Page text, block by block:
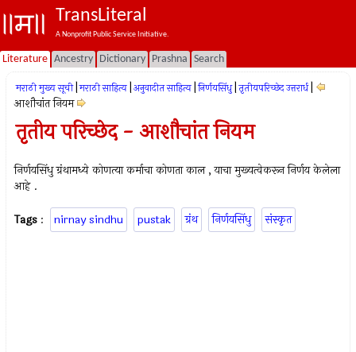
TransLiteral
A Nonprofit Public Service Initiative.
Literature Ancestry Dictionary Prashna Search
मराठी मुख्य सूची मराठी साहित्य अनुवादीत साहित्य निर्णयसिंधु तृतीयपरिच्छेद उत्तरार्ध
आशौचांत नियम
तृतीय परिच्छेद - आशौचांत नियम
निर्णयसिंधु ग्रंथामध्ये कोणत्या कर्माचा कोणता काल , याचा मुख्यत्वेकरून निर्णय केलेला
आहे .
Tags : nirnay sindhu pustak ग्रंथ निर्णयसिंधु संस्कृत